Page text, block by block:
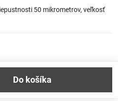
50 mikrometrov, veľkosť
Do košíka